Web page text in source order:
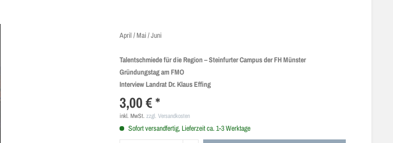
April / Mai / Juni
Talentschmiede für die Region – Steinfurter Campus der FH Münster
Gründungstag am FMO
Interview Landrat Dr. Klaus Effing
3,00 € *
inkl. MwSt.zzgl. Versandkosten
Sofort versandfertig, Lieferzeit ca. 1-3 Werktage